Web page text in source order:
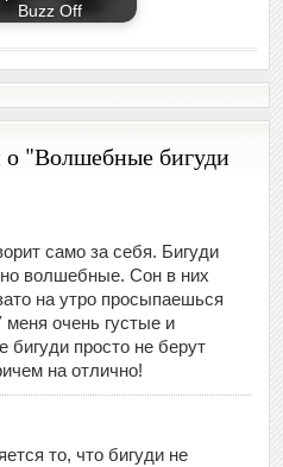
Buzz Off
о "Волшебные бигуди
само за себя. Бигуди
волшебные. Сон в них
на утро просыпаешься
меня очень густые и
просто не берут
на отлично!
то, что бигуди не